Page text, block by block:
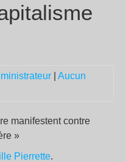
Aucun
manifestent contre
»
Pierrette.